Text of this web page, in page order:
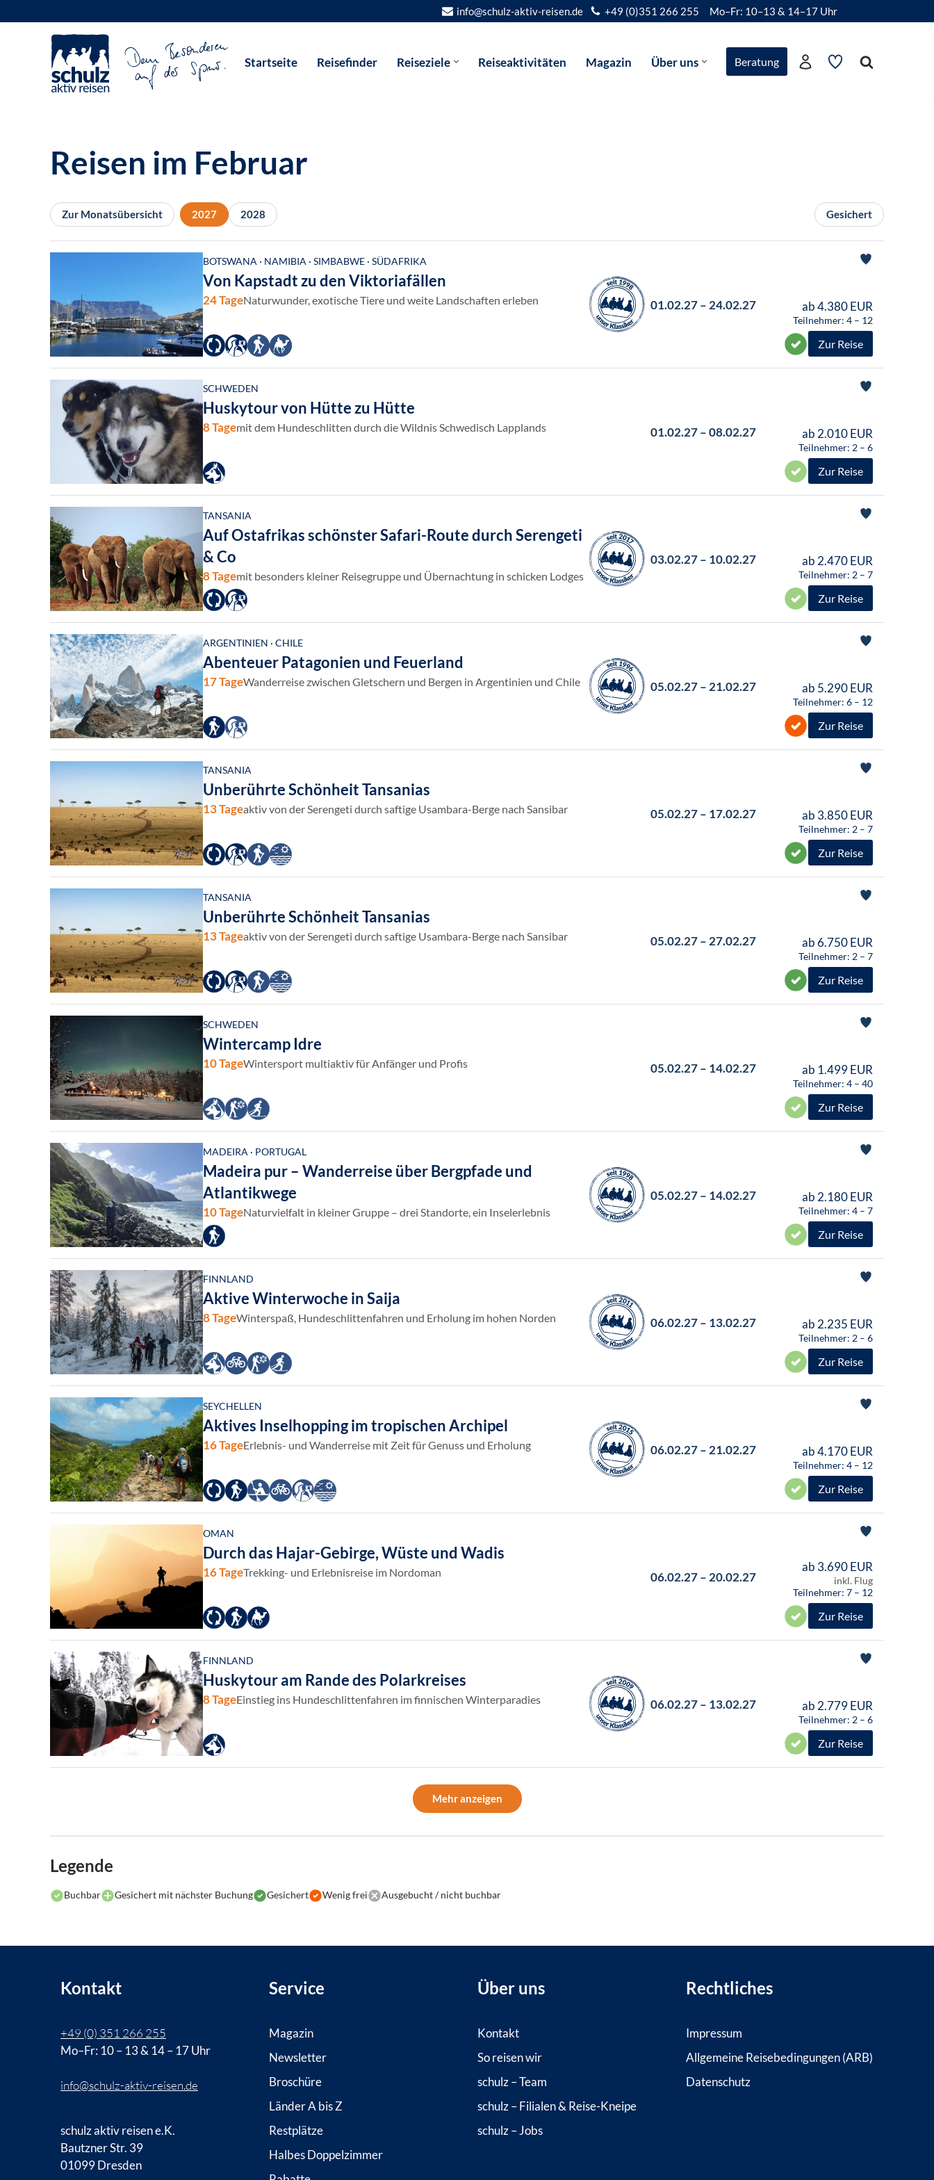
springen
info@schulz-aktiv-reisen.de +49 (0)351 266 255 Mo–Fr: 10–13 & 14–17 Uhr
Startseite Reisefinder Reiseziele Reiseaktivitäten Magazin Über uns Beratung
Reisen im Februar
Zur Monatsübersicht 2027 2028 Gesichert
BOTSWANA · NAMIBIA · SIMBABWE · SÜDAFRIKA
Von Kapstadt zu den Viktoriafällen
24 TageNaturwunder, exotische Tiere und weite Landschaften erleben 01.02.27 – 24.02.27 ab 4.380 EUR
Teilnehmer: 4 – 12
Zur Reise
SCHWEDEN
Huskytour von Hütte zu Hütte
8 Tagemit dem Hundeschlitten durch die Wildnis Schwedisch Lapplands 01.02.27 – 08.02.27 ab 2.010 EUR
Teilnehmer: 2 – 6
Zur Reise
TANSANIA
Auf Ostafrikas schönster Safari-Route durch Serengeti
& Co
8 Tagemit besonders kleiner Reisegruppe und Übernachtung in schicken Lodges
03.02.27 – 10.02.27 ab 2.470 EUR
Teilnehmer: 2 – 7
Zur Reise
ARGENTINIEN · CHILE
Abenteuer Patagonien und Feuerland
17 TageWanderreise zwischen Gletschern und Bergen in Argentinien und Chile 05.02.27 – 21.02.27 ab 5.290 EUR
Teilnehmer: 6 – 12
Zur Reise
TANSANIA
Unberührte Schönheit Tansanias
13 Tageaktiv von der Serengeti durch saftige Usambara-Berge nach Sansibar 05.02.27 – 17.02.27 ab 3.850 EUR
Teilnehmer: 2 – 7
Zur Reise
TANSANIA
Unberührte Schönheit Tansanias
13 Tageaktiv von der Serengeti durch saftige Usambara-Berge nach Sansibar 05.02.27 – 27.02.27 ab 6.750 EUR
Teilnehmer: 2 – 7
Zur Reise
SCHWEDEN
Wintercamp Idre
10 TageWintersport multiaktiv für Anfänger und Profis 05.02.27 – 14.02.27 ab 1.499 EUR
Teilnehmer: 4 – 40
Zur Reise
MADEIRA · PORTUGAL
Madeira pur – Wanderreise über Bergpfade und
Atlantikwege
10 TageNaturvielfalt in kleiner Gruppe – drei Standorte, ein Inselerlebnis
05.02.27 – 14.02.27 ab 2.180 EUR
Teilnehmer: 4 – 7
Zur Reise
FINNLAND
Aktive Winterwoche in Saija
8 TageWinterspaß, Hundeschlittenfahren und Erholung im hohen Norden 06.02.27 – 13.02.27 ab 2.235 EUR
Teilnehmer: 2 – 6
Zur Reise
SEYCHELLEN
Aktives Inselhopping im tropischen Archipel
16 TageErlebnis- und Wanderreise mit Zeit für Genuss und Erholung 06.02.27 – 21.02.27 ab 4.170 EUR
Teilnehmer: 4 – 12
Zur Reise
OMAN
Durch das Hajar-Gebirge, Wüste und Wadis
16 TageTrekking- und Erlebnisreise im Nordoman 06.02.27 – 20.02.27
ab 3.690 EUR
inkl. Flug
Teilnehmer: 7 – 12
Zur Reise
FINNLAND
Huskytour am Rande des Polarkreises
8 TageEinstieg ins Hundeschlittenfahren im finnischen Winterparadies 06.02.27 – 13.02.27 ab 2.779 EUR
Teilnehmer: 2 – 6
Zur Reise
Mehr anzeigen
Legende
Buchbar Gesichert mit nächster Buchung Gesichert Wenig frei Ausgebucht / nicht buchbar
Kontakt
+49 (0) 351 266 255
Mo–Fr: 10 – 13 & 14 – 17 Uhr
info@schulz-aktiv-reisen.de
schulz aktiv reisen e.K.
Bautzner Str. 39
01099 Dresden
Service
Magazin
Newsletter
Broschüre
Länder A bis Z
Restplätze
Halbes Doppelzimmer
Über uns
Kontakt
So reisen wir
schulz – Team
schulz – Filialen & Reise-Kneipe
schulz – Jobs
Rechtliches
Impressum
Allgemeine Reisebedingungen (ARB)
Datenschutz